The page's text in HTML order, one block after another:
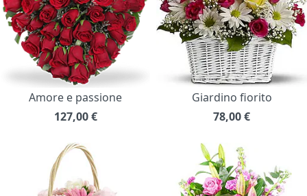
Amore e passione
127,00 €
Giardino fiorito
78,00€